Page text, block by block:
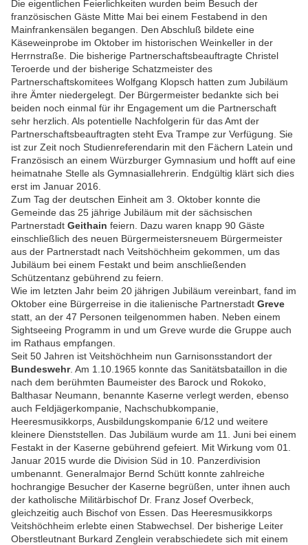
Die eigentlichen Feierlichkeiten wurden beim Besuch der
französischen Gäste Mitte Mai bei einem Festabend in den
Mainfrankensälen begangen. Den Abschluß bildete eine
Käseweinprobe im Oktober im historischen Weinkeller in der
Herrnstraße. Die bisherige Partnerschaftsbeauftragte Christel
Teroerde und der bisherige Schatzmeister des
Partnerschaftskomitees Wolfgang Klopsch hatten zum Jubiläum
ihre Ämter niedergelegt. Der Bürgermeister bedankte sich bei
beiden noch einmal für ihr Engagement um die Partnerschaft
sehr herzlich. Als potentielle Nachfolgerin für das Amt der
Partnerschaftsbeauftragten steht Eva Trampe zur Verfügung. Sie
ist zur Zeit noch Studienreferendarin mit den Fächern Latein und
Französisch an einem Würzburger Gymnasium und hofft auf eine
heimatnahe Stelle als Gymnasiallehrerin. Endgültig klärt sich dies
erst im Januar 2016.
Zum Tag der deutschen Einheit am 3. Oktober konnte die
Gemeinde das 25 jährige Jubiläum mit der sächsischen
Partnerstadt Geithain feiern. Dazu waren knapp 90 Gäste
einschließlich des neuen Bürgermeistersneuem Bürgermeister
aus der Partnerstadt nach Veitshöchheim gekommen, um das
Jubiläum bei einem Festakt und beim anschließenden
Schützentanz gebührend zu feiern.
Wie im letzten Jahr beim 20 jährigen Jubiläum vereinbart, fand im
Oktober eine Bürgerreise in die italienische Partnerstadt Greve
statt, an der 47 Personen teilgenommen haben. Neben einem
Sightseeing Programm in und um Greve wurde die Gruppe auch
im Rathaus empfangen.
Seit 50 Jahren ist Veitshöchheim nun Garnisonsstandort der
Bundeswehr. Am 1.10.1965 konnte das Sanitätsbataillon in die
nach dem berühmten Baumeister des Barock und Rokoko,
Balthasar Neumann, benannte Kaserne verlegt werden, ebenso
auch Feldjägerkompanie, Nachschubkompanie,
Heeresmusikkorps, Ausbildungskompanie 6/12 und weitere
kleinere Dienststellen. Das Jubiläum wurde am 11. Juni bei einem
Festakt in der Kaserne gebührend gefeiert. Mit Wirkung vom 01.
Januar 2015 wurde die Division Süd in 10. Panzerdivision
umbenannt. Generalmajor Bernd Schütt konnte zahlreiche
hochrangige Besucher der Kaserne begrüßen, unter ihnen auch
der katholische Militärbischof Dr. Franz Josef Overbeck,
gleichzeitig auch Bischof von Essen. Das Heeresmusikkorps
Veitshöchheim erlebte einen Stabwechsel. Der bisherige Leiter
Oberstleutnant Burkard Zenglein verabschiedete sich mit einem